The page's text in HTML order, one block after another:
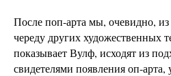
После поп-арта мы, очевидно,
череду других художественных
показывает Вулф, исходят из
свидетелями появления оп-